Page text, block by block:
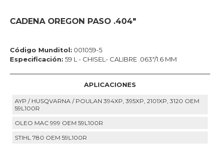
CADENA OREGON PASO .404"
Código Munditol: 001059-5
Especificación: 59 L - CHISEL- CALIBRE .063"/1.6 MM
APLICACIONES
AYP / HUSQVARNA / POULAN 394XP, 395XP, 2101XP, 3120 OEM
59L100R
OLEO MAC 999 OEM 59L100R
STIHL 780 OEM 59L100R